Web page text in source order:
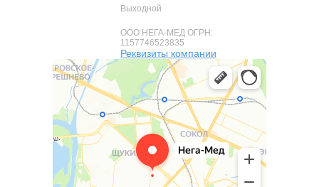
Выходной
ООО НЕГА-МЕД ОГРН:
1157746523835
Реквизиты компании